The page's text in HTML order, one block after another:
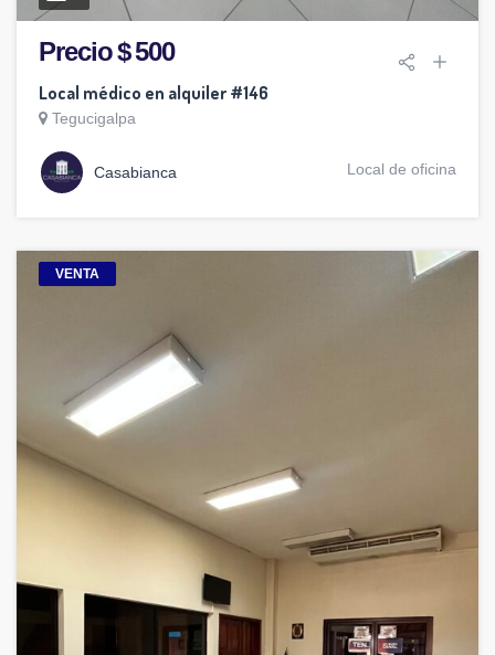
Precio $ 500
Local médico en alquiler #146
Tegucigalpa
Casabianca Local de oficina
VENTA